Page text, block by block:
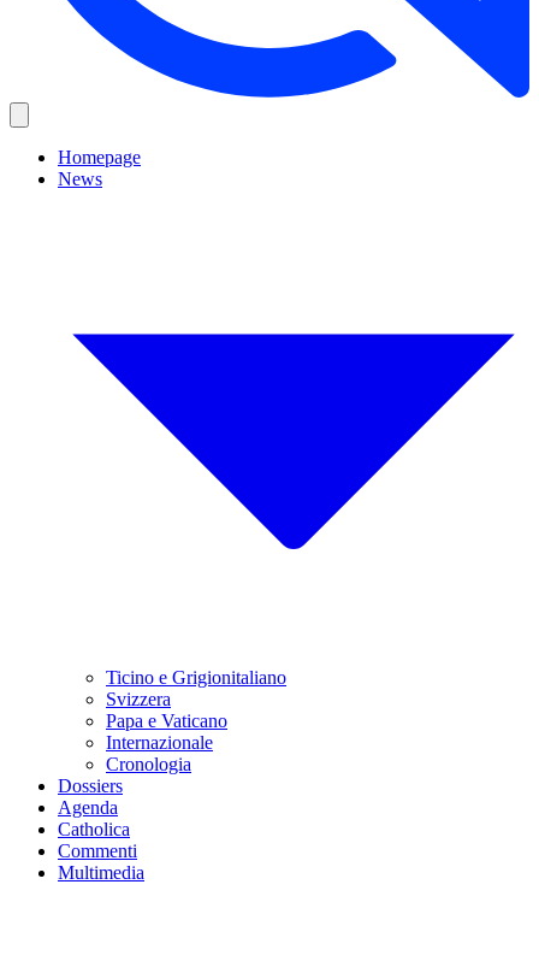
Homepage
News
Ticino e Grigionitaliano
Svizzera
Papa e Vaticano
Internazionale
Cronologia
Dossiers
Agenda
Catholica
Commenti
Multimedia